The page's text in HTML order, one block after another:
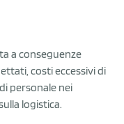
a conseguenze
costi eccessivi di
personale nei
logistica.